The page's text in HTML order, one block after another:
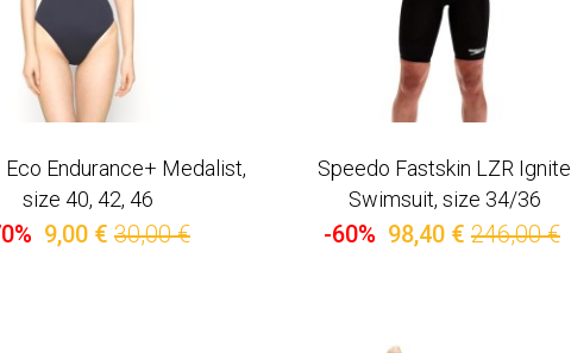
Endurance+ Medalist,
size 40, 42, 46
9,00 € 30,00 €
Speedo Fastskin LZR Ignite
Swimsuit, size 34/36
-60% 98,40 € 246,00 €